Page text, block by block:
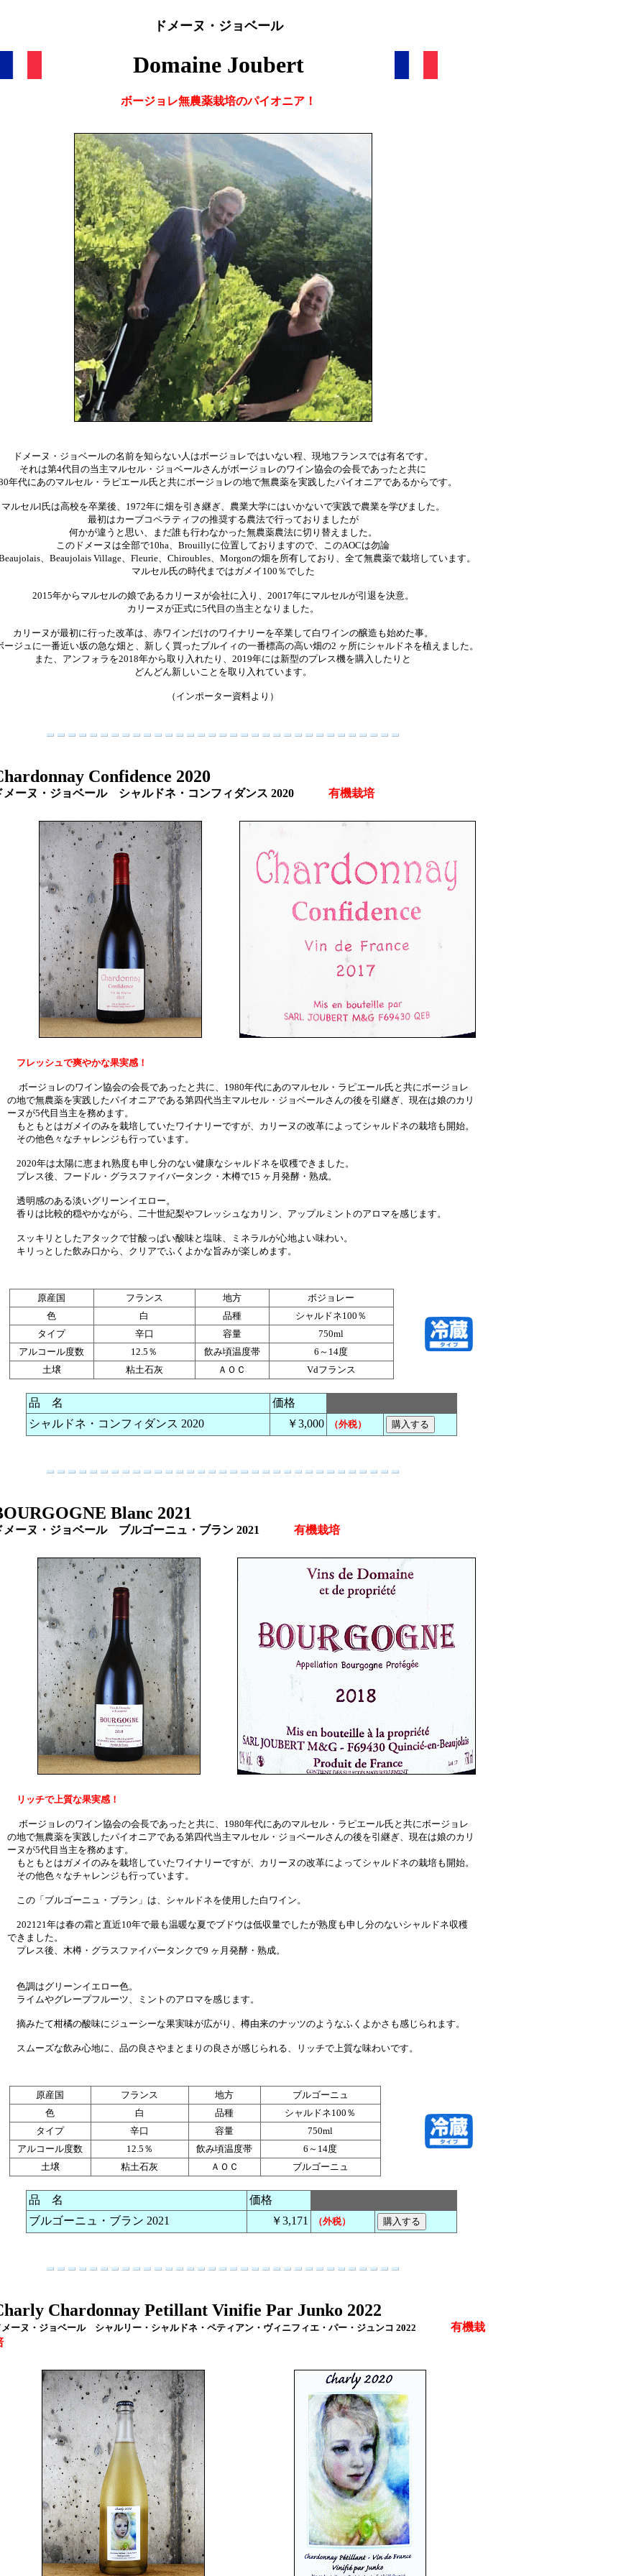
ドメーヌ・ジョベール
Domaine Joubert
ボージョレ無農薬栽培のパイオニア！
ドメーヌ・ジョベールの名前を知らない人はボージョレではいない程、現地フランスでは有名です。
それは第4代目の当主マルセル・ジョベールさんがボージョレのワイン協会の会長であったと共に
年代にあのマルセル・ラピエール氏と共にボージョレの地で無農薬を実践したパイオニアであるからです。
マルセルl氏は高校を卒業後、1972年に畑を引き継ぎ、農業大学にはいかないで実践で農業を学びました。
最初はカーブコペラティフの推奨する農法で行っておりましたが
何かが違うと思い、まだ誰も行わなかった無農薬農法に切り替えました。
このドメーヌは全部で10ha、Brouillyに位置しておりますので、このAOCは勿論
、Beaujolais Village、Fleurie、Chiroubles、Morgonの畑を所有しており、全て無農薬で栽培しています。
マルセル氏の時代まではガメイ100％でした
2015年からマルセルの娘であるカリーヌが会社に入り、20017年にマルセルが引退を決意。
カリーヌが正式に5代目の当主となりました。
カリーヌが最初に行った改革は、赤ワインだけのワイナリーを卒業して白ワインの醸造も始めた事。
ージュに一番近い坂の急な畑と、新しく買ったブルイィの一番標高の高い畑の2 ヶ所にシャルドネを植えました。
また、アンフォラを2018年から取り入れたり、2019年には新型のプレス機を購入したりと
どんどん新しいことを取り入れています。
（インポーター資料より）
Confidence 2020
メーヌ・ジョベール シャルドネ・コンフィダンス 2020 有機栽培
フレッシュで爽やかな果実感！
ボージョレのワイン協会の会長であったと共に、1980年代にあのマルセル・ラピエール氏と共にボージョレ
の地で無農薬を実践したパイオニアである第四代当主マルセル・ジョベールさんの後を引継ぎ、現在は娘のカリ
ーヌが5代目当主を務めます。
もともとはガメイのみを栽培していたワイナリーですが、カリーヌの改革によってシャルドネの栽培も開始。
その他色々なチャレンジも行っています。
2020年は太陽に恵まれ熟度も申し分のない健康なシャルドネを収穫できました。
プレス後、フードル・グラスファイバータンク・木樽で15 ヶ月発酵・熟成。
透明感のある淡いグリーンイエロー。
香りは比較的穏やかながら、二十世紀梨やフレッシュなカリン、アップルミントのアロマを感じます。
スッキリとしたアタックで甘酸っぱい酸味と塩味、ミネラルが心地よい味わい。
キリっとした飲み口から、クリアでふくよかな旨みが楽しめます。
原産国 フランス 地方
ボジョレー
色
白 品種
シャルドネ100％
タイプ
辛口 容量
750ml
アルコール度数
12.5％ 飲み頃温度帯
6～14度
土壌
粘土石灰 ＡＯＣ Vdフランス
品 名
価格
シャルドネ・コンフィダンス 2020
￥3,000 （外税）
Blanc 2021
メーヌ・ジョベール ブルゴーニュ・ブラン 2021 有機栽培
リッチで上質な果実感！
ボージョレのワイン協会の会長であったと共に、1980年代にあのマルセル・ラピエール氏と共にボージョレ
の地で無農薬を実践したパイオニアである第四代当主マルセル・ジョベールさんの後を引継ぎ、現在は娘のカリ
ーヌが5代目当主を務めます。
もともとはガメイのみを栽培していたワイナリーですが、カリーヌの改革によってシャルドネの栽培も開始。
その他色々なチャレンジも行っています。
この「ブルゴーニュ・ブラン」は、シャルドネを使用した白ワイン。
202121年は春の霜と直近10年で最も温暖な夏でブドウは低収量でしたが熟度も申し分のないシャルドネ収穫
できました。
プレス後、木樽・グラスファイバータンクで9 ヶ月発酵・熟成。
色調はグリーンイエロー色。
ライムやグレープフルーツ、ミントのアロマを感じます。
摘みたて柑橘の酸味にジューシーな果実味が広がり、樽由来のナッツのようなふくよかさも感じられます。
スムーズな飲み心地に、品の良さやまとまりの良さが感じられる、リッチで上質な味わいです。
原産国 フランス 地方
ブルゴーニュ
色
白 品種
シャルドネ100％
タイプ
辛口 容量
750ml
アルコール度数
12.5％ 飲み頃温度帯
6～14度
土壌
粘土石灰 ＡＯＣ ブルゴーニュ
品 名
価格
ブルゴーニュ・ブラン 2021
￥3,171 （外税）
Chardonnay Petillant Vinifie Par Junko 2022
ーヌ・ジョベール シャルリー・シャルドネ・ペティアン・ヴィニフィエ・パー・ジュンコ 2022
有機栽